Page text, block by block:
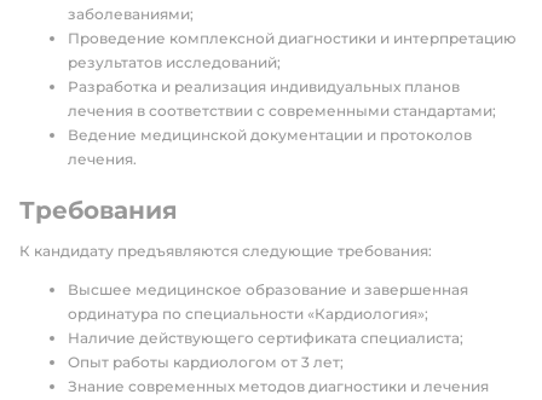
заболеваниями;
Проведение комплексной диагностики и интерпретацию
результатов исследований;
Разработка и реализация индивидуальных планов
лечения в соответствии с современными стандартами;
Ведение медицинской документации и протоколов
лечения.
Требования
К кандидату предъявляются следующие требования:
Высшее медицинское образование и завершенная
ординатура по специальности «Кардиология»;
Наличие действующего сертификата специалиста;
Опыт работы кардиологом от 3 лет;
Знание современных методов диагностики и лечения